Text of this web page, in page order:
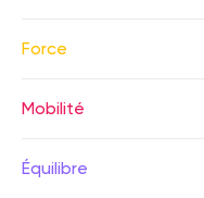
Force
Mobilité
Équilibre